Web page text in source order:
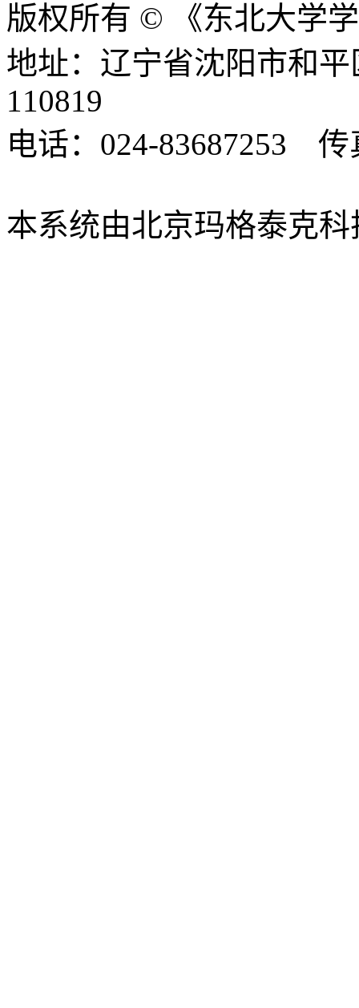
版权所有 © 《东北大学
地址：辽宁省沈阳市和
110819
电话：024-83687253
本系统由北京玛格泰克